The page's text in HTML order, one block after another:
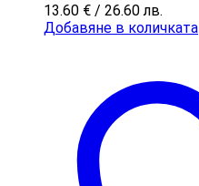
13.60 € / 26.60 лв.
Добавяне в количката